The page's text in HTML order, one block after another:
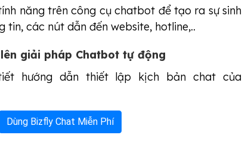
năng trên công cụ chatbot để tạo ra sự sinh
tin, các nút dẫn đến website, hotline,..
giải pháp Chatbot tự động
hướng dẫn thiết lập kịch bản chat của
Dùng Bizfly Chat Miễn Phí